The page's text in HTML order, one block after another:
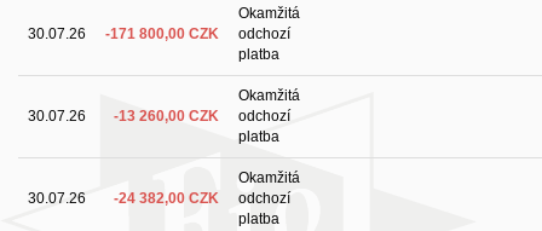
30.07.26 -171 800,00 CZK
Okamžitá
odchozí
platba
30.07.26 -13 260,00 CZK
Okamžitá
odchozí
platba
30.07.26 -24 382,00 CZK
Okamžitá
odchozí
platba